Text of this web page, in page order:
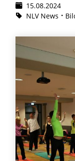
15.08.2024
NLV News